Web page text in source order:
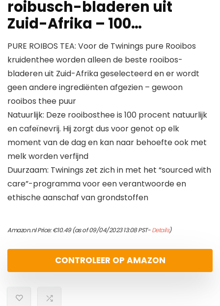
roibusch-bladeren uit
Zuid-Afrika – 100…
PURE ROIBOS TEA: Voor de Twinings pure Rooibos
kruidenthee worden alleen de beste rooibos-
bladeren uit Zuid-Afrika geselecteerd en er wordt
geen andere ingrediënten afgezien – gewoon
rooibos thee puur
Natuurlijk: Deze rooibosthee is 100 procent natuurlijk
en cafeïnevrij. Hij zorgt dus voor genot op elk
moment van de dag en kan naar behoefte ook met
melk worden verfijnd
Duurzaam: Twinings zet zich in met het “sourced with
care”-programma voor een verantwoorde en
ethische aanschaf van grondstoffen
Amazon.nl Price:€10.49(as of 09/04/2023 13:08 PST-Details)
CONTROLEER OP AMAZON